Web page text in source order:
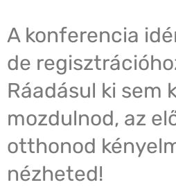
A konferencia
de
Ráadásul ki sem
mozdulnod, az
otthonod
nézheted!